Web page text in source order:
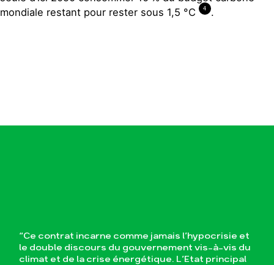
mondiale restant pour rester sous 1,5 °C
4 .
“Ce contrat incarne comme jamais l’hypocrisie et
le double discours du gouvernement vis-à-vis du
climat et de la crise énergétique. L’Etat principal